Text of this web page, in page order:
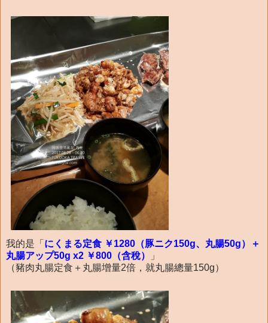
我的是「 にくまる定食 ￥1280（豚ニク150g、丸腸50g）＋
丸腸アップ50g x2 ￥800（含稅）
」
（豬肉丸腸定食＋丸腸增量2倍，就丸腸總量150g）